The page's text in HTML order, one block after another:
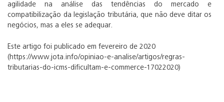
agilidade na análise das tendências do mercado e
compatibilização da legislação tributária, que não deve ditar os
negócios, mas a eles se adequar.
Este artigo foi publicado em fevereiro de 2020
(https://www.jota.info/opiniao-e-analise/artigos/regras-
tributarias-do-icms-dificultam-e-commerce-17022020)